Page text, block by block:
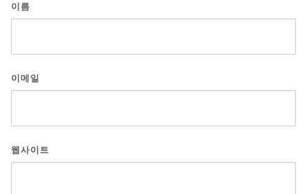
이름
이메일
웹사이트